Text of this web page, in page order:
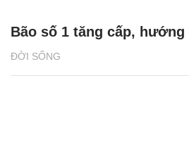
ĐỜI SỐNG
Bão số 1 tăng cấp, hướng